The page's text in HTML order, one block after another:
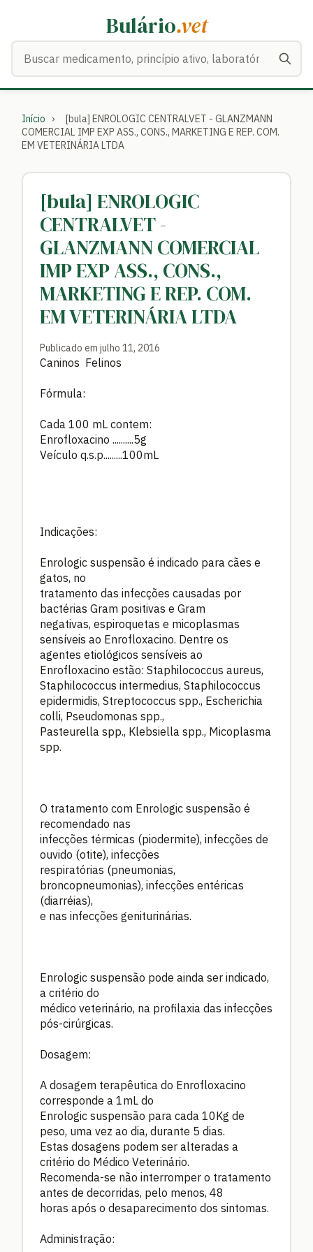
Bulário.vet
Início ›
[bula] ENROLOGIC CENTRALVET - GLANZMANN
COMERCIAL IMP EXP ASS., CONS., MARKETING E REP. COM.
EM VETERINÁRIA LTDA
[bula] ENROLOGIC
CENTRALVET -
GLANZMANN COMERCIAL
IMP EXP ASS., CONS.,
MARKETING E REP. COM.
EM VETERINÁRIA LTDA
Publicado em julho 11, 2016
Caninos Felinos
Fórmula:
Cada 100 mL contem:
Enrofloxacino ..........5g
Veículo q.s.p.........100mL
Indicações:
Enrologic suspensão é indicado para cães e
gatos, no
tratamento das infecções causadas por
bactérias Gram positivas e Gram
negativas, espiroquetas e micoplasmas
sensíveis ao Enrofloxacino. Dentre os
agentes etiológicos sensíveis ao
Enrofloxacino estão: Staphilococcus aureus,
Staphilococcus intermedius, Staphilococcus
epidermidis, Streptococcus spp., Escherichia
colli, Pseudomonas spp.,
Pasteurella spp., Klebsiella spp., Micoplasma
spp.
O tratamento com Enrologic suspensão é
recomendado nas
infecções térmicas (piodermite), infecções de
ouvido (otite), infecções
respiratórias (pneumonias,
broncopneumonias), infecções entéricas
(diarréias),
e nas infecções geniturinárias.
Enrologic suspensão pode ainda ser indicado,
a critério do
médico veterinário, na profilaxia das infecções
pós-cirúrgicas.
Dosagem:
A dosagem terapêutica do Enrofloxacino
corresponde a 1mL do
Enrologic suspensão para cada 10Kg de
peso, uma vez ao dia, durante 5 dias.
Estas dosagens podem ser alteradas a
critério do Médico Veterinário.
Recomenda-se não interromper o tratamento
antes de decorridas, pelo menos, 48
horas após o desaparecimento dos sintomas.
Administração: